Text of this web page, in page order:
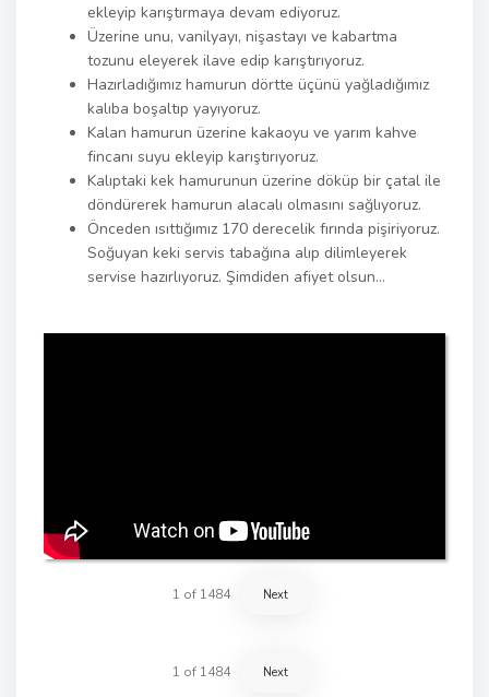
ekleyip karıştırmaya devam ediyoruz.
Üzerine unu, vanilyayı, nişastayı ve kabartma
tozunu eleyerek ilave edip karıştırıyoruz.
Hazırladığımız hamurun dörtte üçünü yağladığımız
kalıba boşaltıp yayıyoruz.
Kalan hamurun üzerine kakaoyu ve yarım kahve
fincanı suyu ekleyip karıştırıyoruz.
Kalıptaki kek hamurunun üzerine döküp bir çatal ile
döndürerek hamurun alacalı olmasını sağlıyoruz.
Önceden ısıttığımız 170 derecelik fırında pişiriyoruz.
Soğuyan keki servis tabağına alıp dilimleyerek
servise hazırlıyoruz. Şimdiden afiyet olsun…
1 of 1484 Next
1 of 1484 Next